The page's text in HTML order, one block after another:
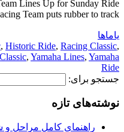
Lines Up for Sunday Ride
Team puts rubber to track […]
یاماها
, Historic Ride, Racing Classic,
, Yamaha Lines, Yamaha
Ride
جستجو برای:
نوشته‌های تازه